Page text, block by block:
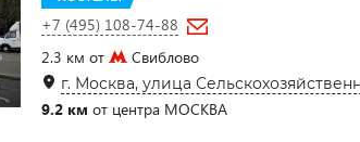
+7 (495) 108-74-88
2.3 км от
Свиблово
г. Москва, улица
9.2 км от центра МОСКВА